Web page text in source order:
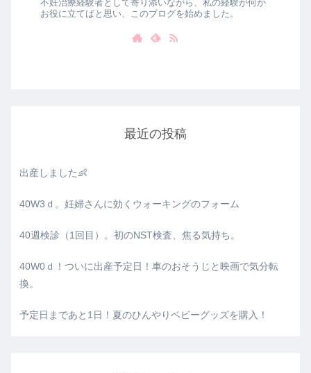
不妊治療経験者として寄り添いながら、私の経験が何か
お役に立てばと思い、このブログを始めました。
最近の投稿
出産しました👶
40W3ｄ。妊婦さんに効くウォーキングのフォーム
40週検診（1回目）。初のNST検査、焦る気持ち。
40W0ｄ！ついに出産予定日！車のおそうじと映画で気分転
換。
予定日まであと1日！夏のひんやりベビーグッズを購入！